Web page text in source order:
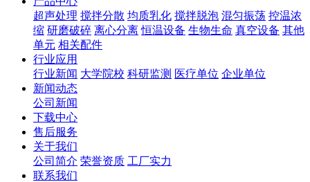
超声处理 搅拌分散 均质乳化 搅拌脱泡 混匀振荡 控温浓
缩 研磨破碎 离心分离 恒温设备 生物生命 真空设备 其他
单元 相关配件
行业应用
行业新闻 大学院校 科研监测 医疗单位 企业单位
新闻动态
公司新闻
下载中心
售后服务
关于我们
公司简介 荣誉资质 工厂实力
联系我们